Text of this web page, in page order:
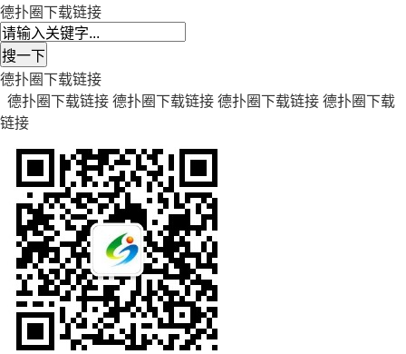
德扑圈下载链接
德扑圈下载链接
德扑圈下载链接 德扑圈下载链接 德扑圈下载链接 德扑圈下载
链接